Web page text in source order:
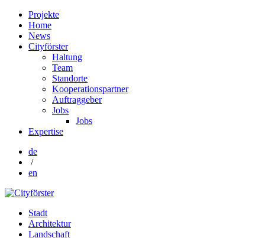
Projekte
Home
News
Cityförster
Haltung
Team
Standorte
Kooperationspartner
Auftraggeber
Jobs
Jobs
Expertise
de
/
en
Stadt
Architektur
Landschaft